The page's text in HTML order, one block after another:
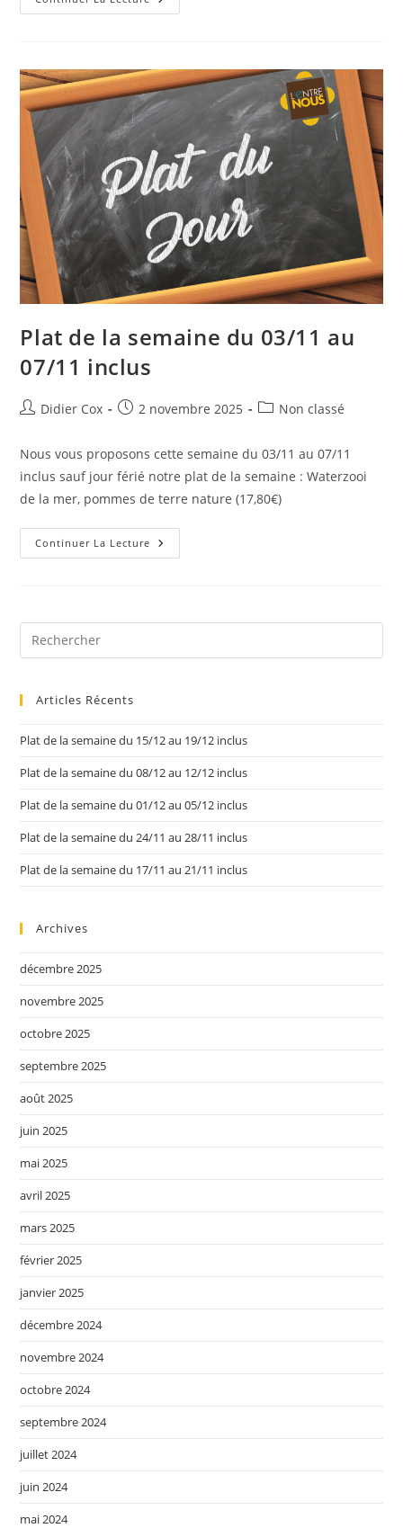
Plat de la semaine du 03/11 au
07/11 inclus
Didier Cox 2 novembre 2025 Non classé
Nous vous proposons cette semaine du 03/11 au 07/11
inclus sauf jour férié notre plat de la semaine : Waterzooi
de la mer, pommes de terre nature (17,80€)
Continuer La Lecture
Articles Récents
Plat de la semaine du 15/12 au 19/12 inclus
Plat de la semaine du 08/12 au 12/12 inclus
Plat de la semaine du 01/12 au 05/12 inclus
Plat de la semaine du 24/11 au 28/11 inclus
Plat de la semaine du 17/11 au 21/11 inclus
Archives
décembre 2025
novembre 2025
octobre 2025
septembre 2025
août 2025
juin 2025
mai 2025
avril 2025
mars 2025
février 2025
janvier 2025
décembre 2024
novembre 2024
octobre 2024
septembre 2024
juillet 2024
juin 2024
mai 2024